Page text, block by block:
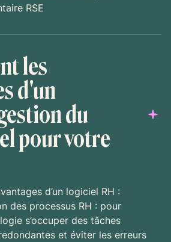
RSE
les
d'un
du
pour votre
d’un logiciel RH :
des processus RH : pour
s’occuper des tâches
et éviter les erreurs